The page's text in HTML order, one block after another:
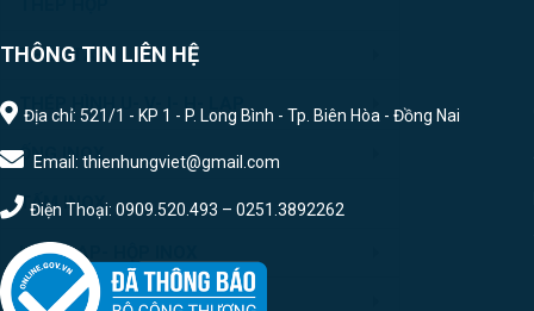
THÉP TẤM
THÉP HÌNH U- V- I- H- LAP
ỐNG INOX
TẤM INOX
U- V- LAP- HỘP INOX
PHỤ KIỆN HÀN INOX
THÔNG TIN LIÊN HỆ
Địa chỉ: 521/1 - KP 1 - P. Long Bình - Tp. Biên Hòa - Đồng Nai
Email: thienhungviet@gmail.com
Điện Thoại: 0909.520.493 – 0251.3892262